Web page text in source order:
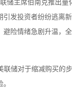
发投资者纷纷逃离
险情绪急剧升温，
联储对于缩减购买